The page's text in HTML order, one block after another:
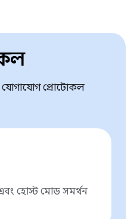
যোগাযোগ প্রোটোকল
হোস্ট মোড সমর্থন